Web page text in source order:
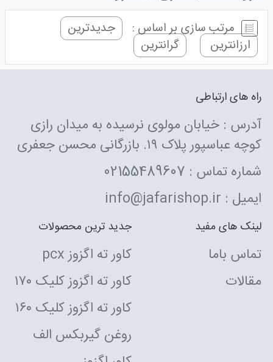
مرتب سازی بر اساس :
جدیدترین
ارزانترین
گرانترین
راه های ارتباطی
آدرس : خیابان مولوی نرسیده به میدان رازی
کوچه عباسپور پلاک ۱۹. بازرگانی محسن جعفری
شماره تماس : 02155489607
ایمیل : info@jafarishop.ir
لینک های مفید
تماس باما
مقالات
جدید ترین محصولات
کاور ته اگزوز pcx
کاور ته اگزوز کلیک ۱۷۰
کاور ته اگزوز کلیک ۱۶۰
روغن گیربکس الف